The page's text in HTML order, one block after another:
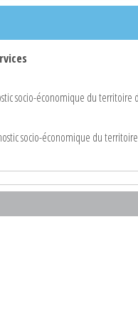
socio-économique du territoire
socio-économique du territoire